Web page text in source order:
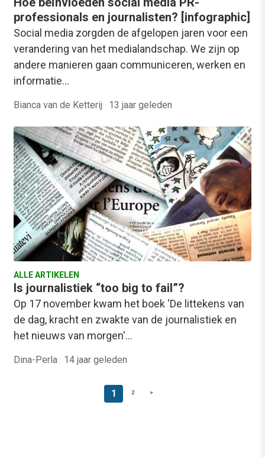
professionals en journalisten? [infographic]
Social media zorgden de afgelopen jaren voor een
verandering van het medialandschap. We zijn op
andere manieren gaan communiceren, werken en
informatie…
Bianca van de Ketterij · 13 jaar geleden
ALLE ARTIKELEN
Is journalistiek “too big to fail”?
Op 17 november kwam het boek 'De littekens van
de dag, kracht en zwakte van de journalistiek en
het nieuws van morgen'…
Dina-Perla · 14 jaar geleden
1 2 >